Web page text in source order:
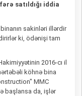
satıldığı iddia
sakinləri illərdir
ki, ödənişi tam
2016-cı il
köhnə bina
MMC
başlansa da, işlər